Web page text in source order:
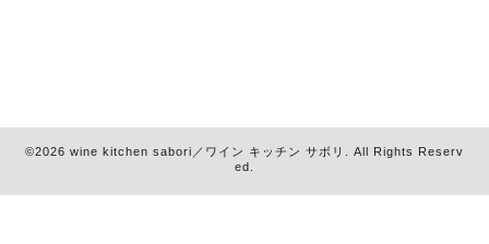
©2026 wine kitchen sabori／ワイン キッチン サボリ
. All Rights Reserv
ed.